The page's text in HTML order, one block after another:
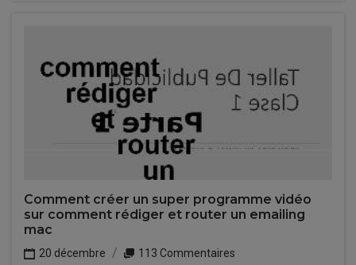
Comment créer un super programme vidéo
sur comment rédiger et router un emailing
mac
20 décembre
113 Commentaires